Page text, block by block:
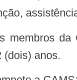
(dois) anos.